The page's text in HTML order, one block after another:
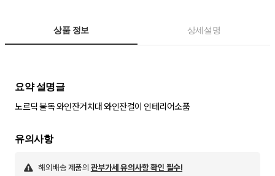
상품 정보 상세설명
요약 설명글
노르딕 불독 와인잔거치대 와인잔걸이 인테리어소품
유의사항
해외배송 제품의 관부가세 유의사항 확인 필수!